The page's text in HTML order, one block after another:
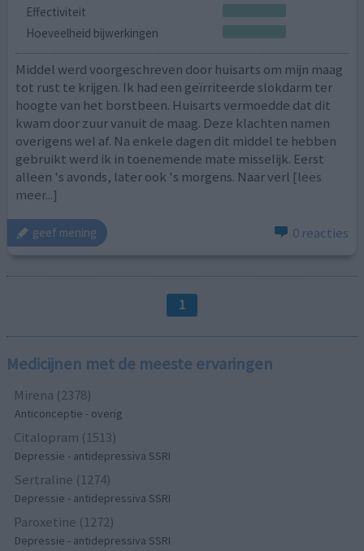
Effectiviteit
Hoeveelheid bijwerkingen
Middel werd voorgeschreven door huisarts om mijn maag
tot rust te krijgen. Ik had een geïrriteerde slokdarm ter
hoogte van het borstbeen. Huisarts vermoedde dat dit
kwam door zuur vanuit de maag. Deze klachten namen
overigens wel af. Na enkele dagen dit middel te hebben
gebruikt werd ik in toenemende mate misselijk. Eerst
alleen 's avonds, later ook 's morgens. Naar verl [lees
meer...]
geef mening 0 reacties
1
Medicijnen met de meeste ervaringen
Mirena (2378)
Anticonceptie - overig
Citalopram (1513)
Depressie - antidepressiva SSRI
Sertraline (1274)
Depressie - antidepressiva SSRI
Paroxetine (1272)
Depressie - antidepressiva SSRI